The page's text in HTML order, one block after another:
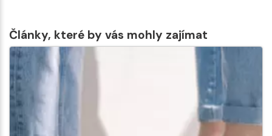
Články, které by vás mohly zajímat